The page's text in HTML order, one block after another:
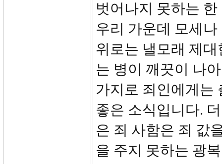
벗어나지 못하는
우리 가운데 모세
위로는 낼모래 제
는 병이 깨끗이 나
가지로 죄인에게는
좋은 소식입니다.
은 죄 사함은 죄 값
을 주지 못하는 광